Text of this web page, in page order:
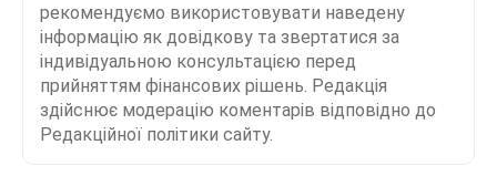
рекомендуємо використовувати наведену
інформацію як довідкову та звертатися за
індивідуальною консультацією перед
прийняттям фінансових рішень. Редакція
здійснює модерацію коментарів відповідно до
Редакційної політики сайту.